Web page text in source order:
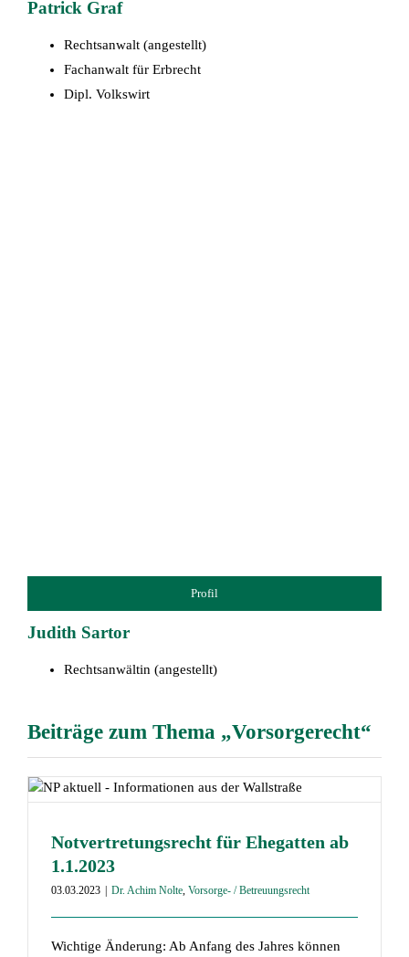
Patrick Graf
Rechtsanwalt (angestellt)
Fachanwalt für Erbrecht
Dipl. Volkswirt
Profil
Judith Sartor
Rechtsanwältin (angestellt)
Beiträge zum Thema „Vorsorgerecht“
Notvertretungsrecht für Ehegatten ab
1.1.2023
03.03.2023 | Dr. Achim Nolte, Vorsorge- / Betreuungsrecht
Wichtige Änderung: Ab Anfang des Jahres können